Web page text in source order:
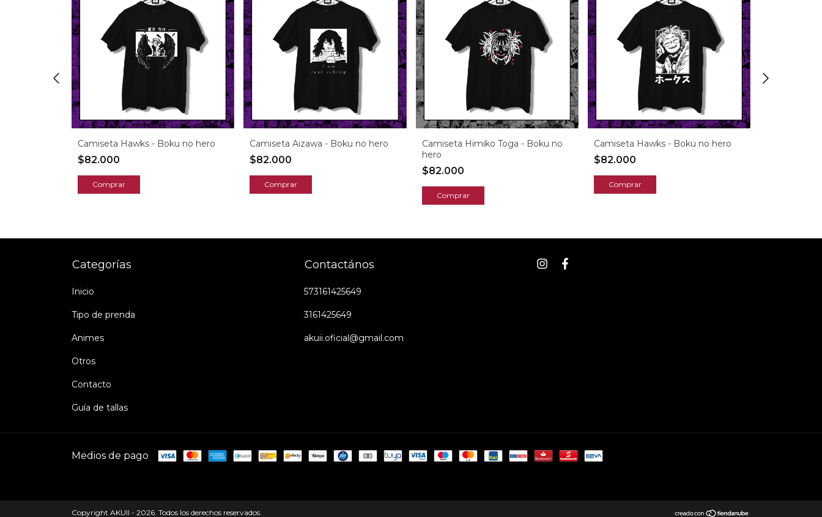
Camiseta Hawks - Boku no hero
$82.000
Comprar
Camiseta Aizawa - Boku no hero
$82.000
Comprar
Camiseta Himiko Toga - Boku no
hero
$82.000
Comprar
Camiseta Hawks - Boku no hero
$82.000
Comprar
Categorías
Inicio
Tipo de prenda
Animes
Otros
Contacto
Guía de tallas
Contactános
573161425649
3161425649
akuii.oficial@gmail.com
Medios de pago
Copyright AKUII - 2026. Todos los derechos reservados.